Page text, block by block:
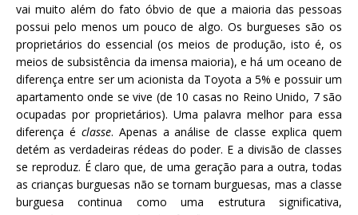
vai muito além do fato óbvio de que a maioria das pessoas
possui pelo menos um pouco de algo. Os burgueses são os
proprietários do essencial (os meios de produção, isto é, os
meios de subsistência da imensa maioria), e há um oceano de
diferença entre ser um acionista da Toyota a 5% e possuir um
apartamento onde se vive (de 10 casas no Reino Unido, 7 são
ocupadas por proprietários). Uma palavra melhor para essa
diferença é classe. Apenas a análise de classe explica quem
detém as verdadeiras rédeas do poder. E a divisão de classes
se reproduz. É claro que, de uma geração para a outra, todas
as crianças burguesas não se tornam burguesas, mas a classe
burguesa continua como uma estrutura significativa,